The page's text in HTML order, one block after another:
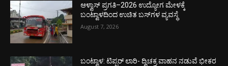
ಆಳ್ವಾಸ್ ಪ್ರಗತಿ–2026 ಉದ್ಯೋಗ ಮೇಳಕ್ಕೆ
ಬಂಟ್ವಾಳದಿಂದ ಉಚಿತ ಬಸ್‌ಗಳ ವ್ಯವಸ್ಥೆ
August 7, 2026
ಬಂಟ್ವಾಳ: ಟಿಪ್ಪರ್ ಲಾರಿ- ದ್ವಿಚಕ್ರ ವಾಹನ ನಡುವೆ ಭೀಕರ